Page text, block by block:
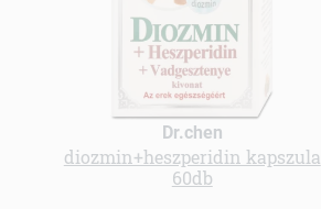
Dr.chen
diozmin+heszperidin kapszula
60db